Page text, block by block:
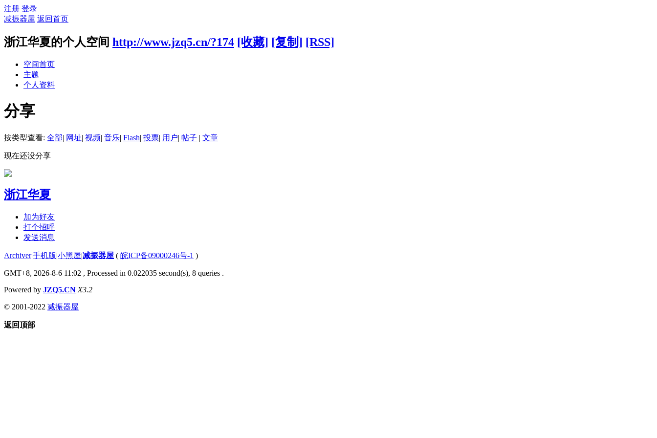
注册 登录
减振器屋 返回首页
浙江华夏的个人空间 http://www.jzq5.cn/?174 [收藏] [复制] [RSS]
空间首页
主题
个人资料
分享
按类型查看: 全部| 网址| 视频| 音乐| Flash| 投票| 用户| 帖子 | 文章
现在还没分享
浙江华夏
加为好友
打个招呼
发送消息
Archiver|手机版|小黑屋|减振器屋 ( 皖ICP备09000246号-1 )
GMT+8, 2026-8-6 11:02 , Processed in 0.022035 second(s), 8 queries .
Powered by JZQ5.CN X3.2
© 2001-2022 减振器屋
返回顶部